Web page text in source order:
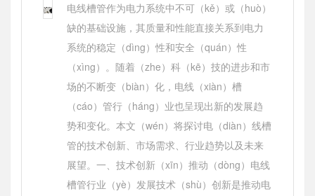
电线槽管作为电力系统中不可（kě）或（huò）
缺的基础设施，其质量和性能直接关系到电力
系统的稳定（dìng）性和安全（quán）性
（xìng）。随着（zhe）科（kē）技的进步和市
场的不断变（biàn）化，电线（xiàn）槽
（cáo）管行（háng）业也呈现出新的发展趋
势和变化。本文（wén）将探讨电（diàn）线槽
管的技术创新、市场需求、行业趋势以及未来
展望。一、技术创新（xīn）推动（dòng）电线
槽管行业（yè）发展技术（shù）创新是推动电